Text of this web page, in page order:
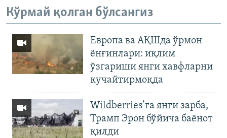
Кўрмай қолган бўлсангиз
Европа ва АҚШда ўрмон
ёнғинлари: иқлим
ўзгариши янги хавфларни
кучайтирмоқда
Wildberries’га янги зарба,
Трамп Эрон бўйича баёнот
қилди